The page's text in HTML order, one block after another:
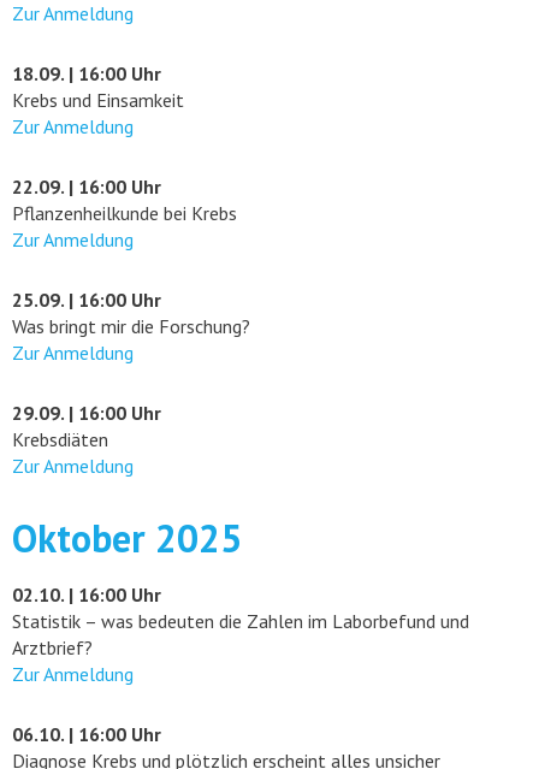
Zur Anmeldung
18.09. | 16:00 Uhr
Krebs und Einsamkeit
Zur Anmeldung
22.09. | 16:00 Uhr
Pflanzenheilkunde bei Krebs
Zur Anmeldung
25.09. | 16:00 Uhr
Was bringt mir die Forschung?
Zur Anmeldung
29.09. | 16:00 Uhr
Krebsdiäten
Zur Anmeldung
Oktober 2025
02.10. | 16:00 Uhr
Statistik – was bedeuten die Zahlen im Laborbefund und
Arztbrief?
Zur Anmeldung
06.10. | 16:00 Uhr
Diagnose Krebs und plötzlich erscheint alles unsicher